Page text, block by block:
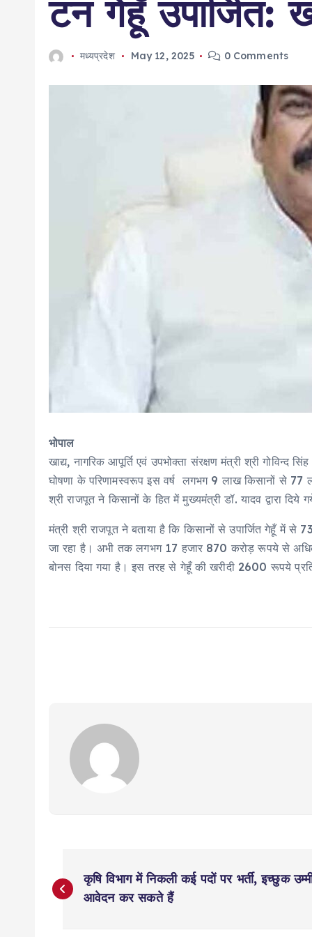
टन गेहूँ उपार्जित:
मध्यप्रदेश May 12, 2025 0 Comments
भोपाल
खाद्य, नागरिक आपूर्ति एवं उपभोक्ता संरक्षण मंत्री श्री
घोषणा के परिणामस्वरूप इस वर्ष लगभग 9 लाख किसानों से 77
श्री राजपूत ने किसानों के हित में मुख्यमंत्री डॉ. यादव द्वारा
मंत्री श्री राजपूत ने बताया है कि किसानों से उपार्जित गेहूँ में से
जा रहा है। अभी तक लगभग 17 हजार 870 करोड़ रूपये से
बोनस दिया गया है। इस तरह से गेहूँ की खरीदी 2600 रूपये
P
o
कृषि विभाग में निकली कई पदों पर भर्ती, इच्छुक
आवेदन कर सकते हैं